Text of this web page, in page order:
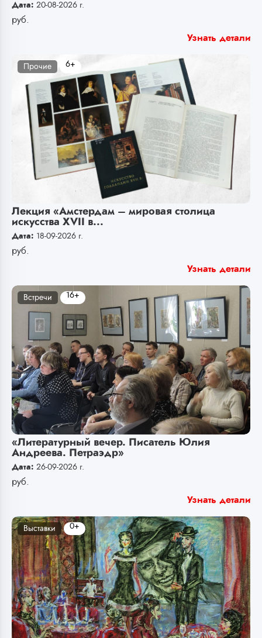
Дата: 20-08-2026 г.
руб.
Узнать детали
Лекция «Амстердам – мировая столица
искусства XVII в...
Дата: 18-09-2026 г.
руб.
Прочие 6+
Узнать детали
«Литературный вечер. Писатель Юлия
Андреева. Петраэдр»
Дата: 26-09-2026 г.
руб.
Встречи 16+
Узнать детали
Выставки 0+